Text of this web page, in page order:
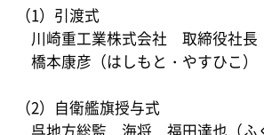
（1）引渡式
川崎重工業株式会社 取締役社長
橋本康彦（はしもと・やすひこ）
（2）自衛艦旗授与式
呉地方総監 海将 福田達也（ふく